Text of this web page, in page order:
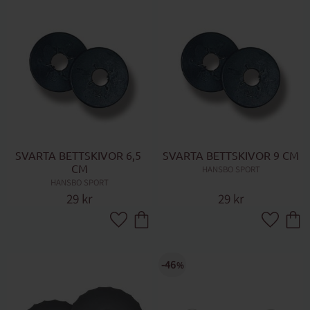
SVARTA BETTSKIVOR 6,5
CM
HANSBO SPORT
29 kr
Lägg till i favoriter
SVARTA BETTSKIVOR 9 CM
HANSBO SPORT
29 kr
Lägg till
46%